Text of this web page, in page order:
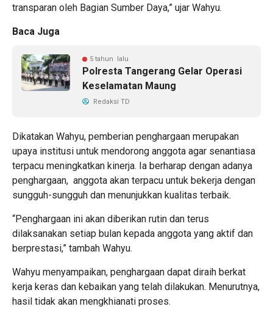
transparan oleh Bagian Sumber Daya,” ujar Wahyu.
Baca Juga
5 tahun lalu
Polresta Tangerang Gelar Operasi
Keselamatan Maung
Redaksi TD
Dikatakan Wahyu, pemberian penghargaan merupakan
upaya institusi untuk mendorong anggota agar senantiasa
terpacu meningkatkan kinerja. Ia berharap dengan adanya
penghargaan, anggota akan terpacu untuk bekerja dengan
sungguh-sungguh dan menunjukkan kualitas terbaik.
“Penghargaan ini akan diberikan rutin dan terus
dilaksanakan setiap bulan kepada anggota yang aktif dan
berprestasi,” tambah Wahyu.
Wahyu menyampaikan, penghargaan dapat diraih berkat
kerja keras dan kebaikan yang telah dilakukan. Menurutnya,
hasil tidak akan mengkhianati proses.